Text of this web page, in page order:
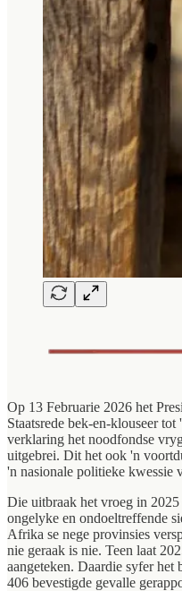
Op 13 Februarie 2026 het
Staatsrede bek-en-klouseer
verklaring het noodfondse
uitgebrei. Dit het ook 'n
'n nasionale politieke kwessie
Die uitbraak het vroeg in
ongelyke en ondoeltreffende
Afrika se nege provinsies
nie geraak is nie. Teen laat
aangeteken. Daardie syfer
406 bevestigde gevalle